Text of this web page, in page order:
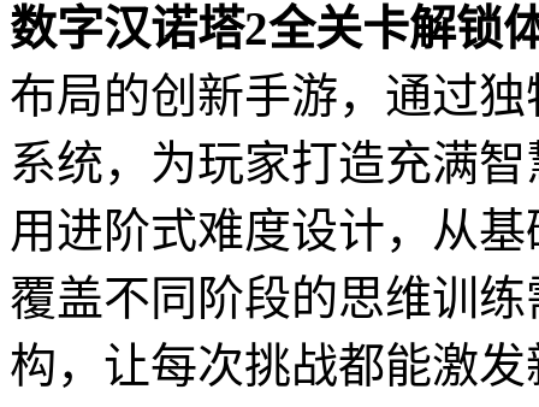
数字汉诺塔2全关卡解锁
布局的创新手游，通过
系统，为玩家打造充满
用进阶式难度设计，从
覆盖不同阶段的思维训
构，让每次挑战都能激